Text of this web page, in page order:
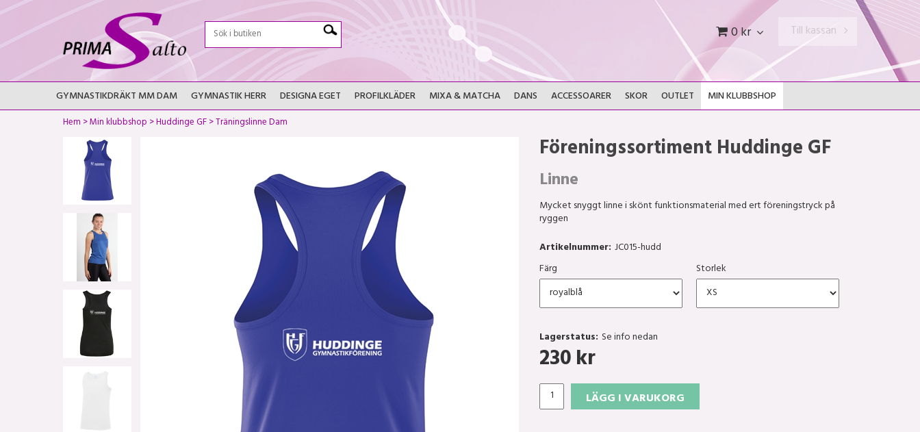
0 kr Till kassan
GYMNASTIKDRÄKT MM DAM GYMNASTIK HERR DESIGNA EGET PROFILKLÄDER MIXA & MATCHA DANS ACCESSOARER SKOR OUTLET MIN KLUBBSHOP
Hem >Min klubbshop >Huddinge GF>Träningslinne Dam
Föreningssortiment Huddinge GF
Linne
Mycket snyggt linne i skönt funktionsmaterial med ert föreningstryck på
ryggen
Artikelnummer: JC015-hudd
Färg
Storlek
Lagerstatus: Se info nedan
230kr
LÄGG I VARUKORG